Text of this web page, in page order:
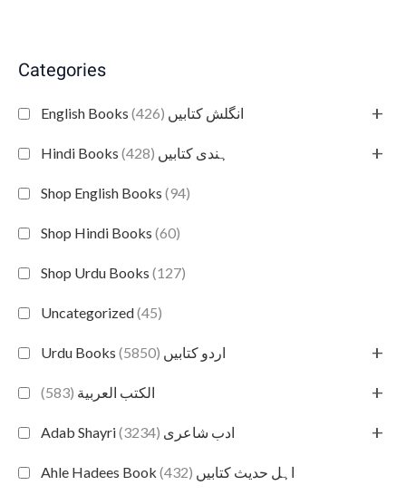
Categories
English Books انگلش کتابیں (426) +
Hindi Books ہندی کتابیں (428) +
Shop English Books (94)
Shop Hindi Books (60)
Shop Urdu Books (127)
Uncategorized(45)
Urdu Books اردو کتابیں (5850) +
الكتب العربية (583) +
Adab Shayri ادب شاعری (3234) +
Ahle Hadees Book اہل حدیث کتابیں (432)